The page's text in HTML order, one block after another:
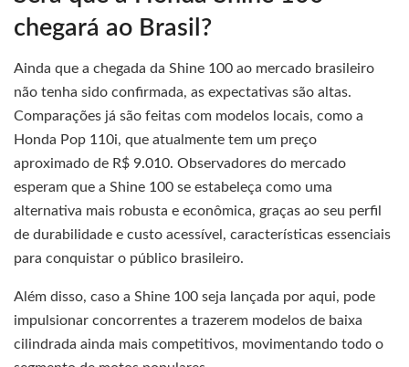
chegará ao Brasil?
Ainda que a chegada da Shine 100 ao mercado brasileiro
não tenha sido confirmada, as expectativas são altas.
Comparações já são feitas com modelos locais, como a
Honda Pop 110i, que atualmente tem um preço
aproximado de R$ 9.010. Observadores do mercado
esperam que a Shine 100 se estabeleça como uma
alternativa mais robusta e econômica, graças ao seu perfil
de durabilidade e custo acessível, características essenciais
para conquistar o público brasileiro.
Além disso, caso a Shine 100 seja lançada por aqui, pode
impulsionar concorrentes a trazerem modelos de baixa
cilindrada ainda mais competitivos, movimentando todo o